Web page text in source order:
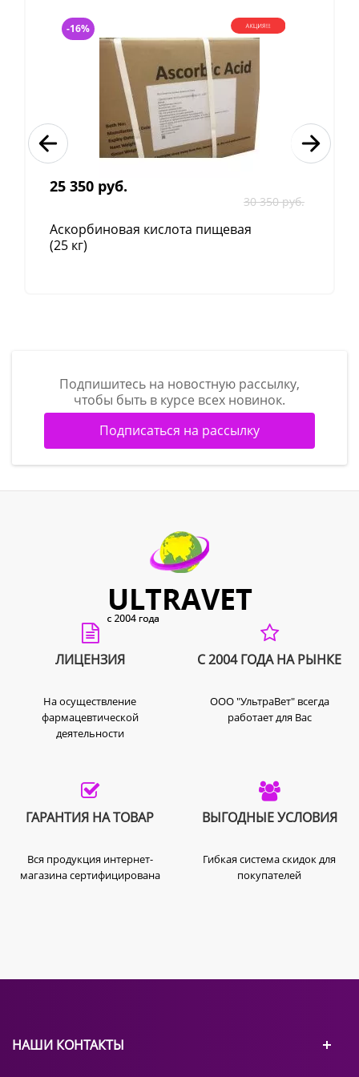
насекомых.
Норма расхода препарата и рабочего раствора:
Норма
расхода на
1 л
Норма расхода
раствора на 1 м2
Тараканы
мухи
40 - 50 мл
Блохи,
Обработку необходимо проводить с
использованием индивидуальных средств защиты
(халат, перчатки, очки).
Срок годности
2 года.
-16%
25 350 руб.
30 350 руб.
Аскорбиновая кислота пищевая
(25 кг)
Подпишитесь на новостную рассылку,
чтобы быть в курсе всех новинок.
Подписаться на рассылку
ЛИЦЕНЗИЯ
На осуществление
фармацевтической
деятельности
С 2004 ГОДА НА РЫНКЕ
ООО "УльтраВет" всегда
работает для Вас
ГАРАНТИЯ НА ТОВАР
Вся продукция интернет-
магазина сертифицирована
ВЫГОДНЫЕ УСЛОВИЯ
Гибкая система скидок для
покупателей
НАШИ КОНТАКТЫ